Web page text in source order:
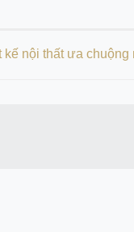
kế nội thất ưa chuộng